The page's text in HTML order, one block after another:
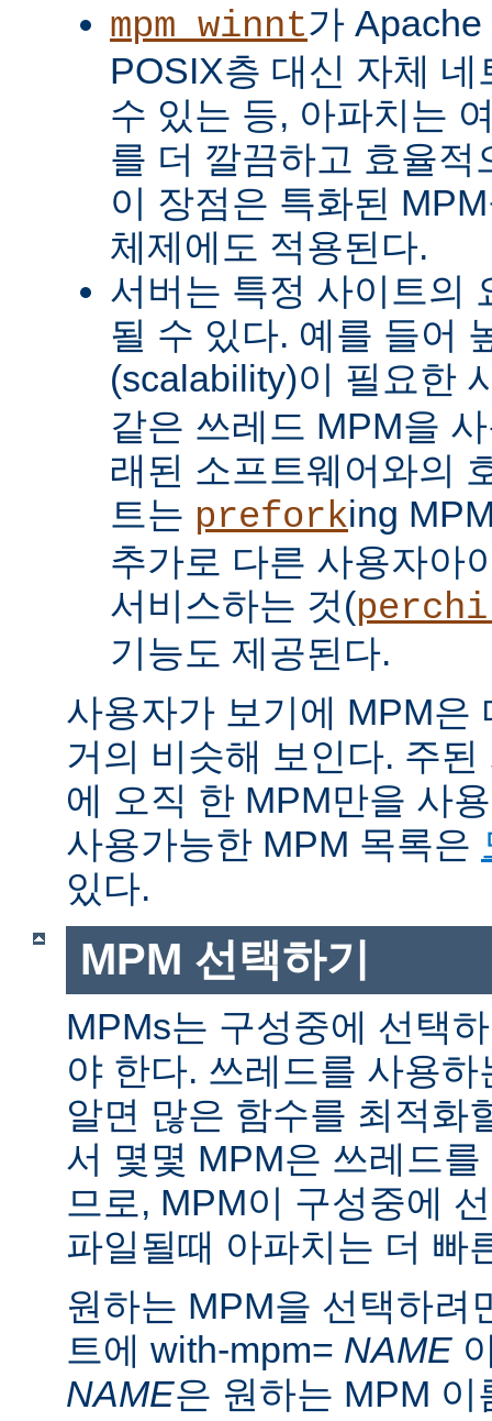
mpm_winnt가
POSIX층 대신 자체
수 있는 등, 아파치는
를 더 깔끔하고 효율적
이 장점은 특화된
체제에도 적용된다.
서버는 특정 사이트의
될 수 있다. 예를 들어
(scalability)이 필요한
같은 쓰레드 MPM을
래된 소프트웨어와의
트는 preforking
추가로 다른 사용자아
서비스하는 것(
기능도 제공된다.
사용자가 보기에 MPM은
거의 비슷해 보인다. 주
에 오직 한 MPM만을 사
사용가능한 MPM 목록은
있다.
MPM 선택하기
MPMs는 구성중에 선택
야 한다. 쓰레드를 사용
알면 많은 함수를 최적화
서 몇몇 MPM은 쓰레드
므로, MPM이 구성중에
파일될때 아파치는 더 빠
원하는 MPM을 선택하려
트에 with-mpm= NAME
NAME은 원하는 MPM 이